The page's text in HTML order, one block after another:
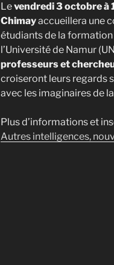
Levendredi 3 octobre à
Chimayaccueillera une
étudiants de la formation
l’Université de Namur
professeurs et
croiseront leurs regards
avec les imaginaires de
Plus d’informations et
Autres intelligences,